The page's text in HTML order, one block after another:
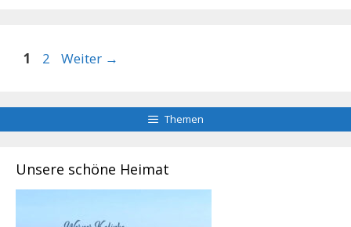
Seite
1 Seite
2 Weiter →
Themen
Unsere schöne Heimat